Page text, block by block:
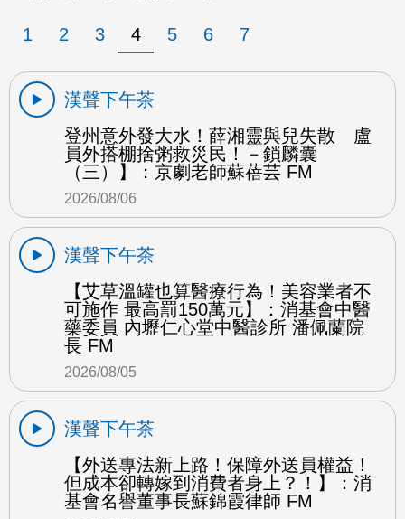
1 2 3 4 5 6 7
漢聲下午茶
登州意外發大水！薛湘靈與兒失散 盧
員外搭棚捨粥救災民！－鎖麟囊
（三）】：京劇老師蘇蓓芸 FM
2026/08/06
漢聲下午茶
【艾草溫罐也算醫療行為！美容業者不
可施作 最高罰150萬元】：消基會中醫
藥委員 內壢仁心堂中醫診所 潘佩蘭院
長 FM
2026/08/05
漢聲下午茶
【外送專法新上路！保障外送員權益！
但成本卻轉嫁到消費者身上？！】：消
基會名譽董事長蘇錦霞律師 FM